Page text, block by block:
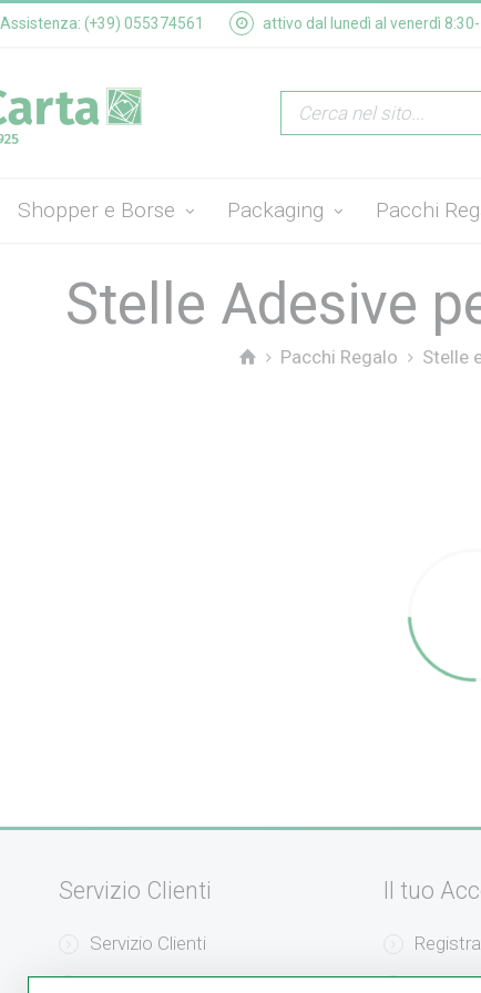
Assistenza: (+39) 055374561 attivo dal lunedì al venerdì
Shopper e Borse Packaging Pacchi
Stelle Adesive
Pacchi Regalo Stelle
Servizio Clienti
Servizio Clienti
Modalità di Pagamento
Il tuo